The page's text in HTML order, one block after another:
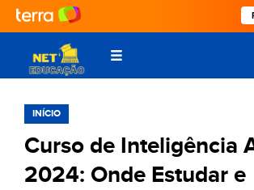
INÍCIO
Curso de Inteligência
2024: Onde Estudar e